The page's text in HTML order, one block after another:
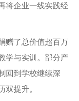
将企业一线实践经
赠了总价值超百万
学与实训。部分产
回到学校继续深
双提升。